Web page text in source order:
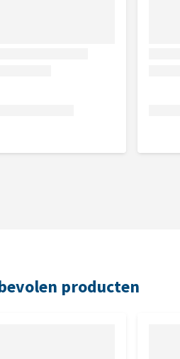
producten